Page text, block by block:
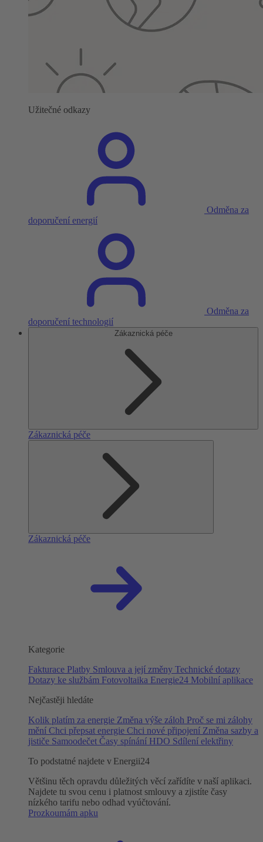
Užitečné odkazy
Odměna za
doporučení energií
Odměna za
doporučení technologií
Zákaznická péče
Zákaznická péče
Zákaznická péče
Kategorie
Fakturace Platby Smlouva a její změny Technické dotazy
Dotazy ke službám Fotovoltaika Energie24 Mobilní aplikace
Nejčastěji hledáte
Kolik platím za energie Změna výše záloh Proč se mi zálohy
mění Chci přepsat energie Chci nové připojení Změna sazby a
jističe Samoodečet Časy spínání HDO Sdílení elektřiny
To podstatné najdete v Energii24
Většinu těch opravdu důležitých věcí zařídíte v naší aplikaci.
Najdete tu svou cenu i platnost smlouvy a zjistíte časy
nízkého tarifu nebo odhad vyúčtování.
Prozkoumám apku